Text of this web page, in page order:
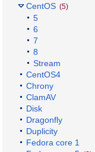
CentOS (5)
5
6
7
8
Stream
CentOS4
Chrony
ClamAV
Disk
Dragonfly
Duplicity
Fedora core 1